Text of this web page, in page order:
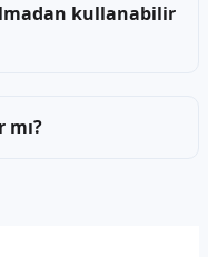
kullanabilir